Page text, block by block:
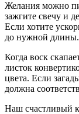
Желания можно
зажгите свечу и
Если хотите
до нужной длины.
Когда воск
листок
цвета. Если
должна
Наш счастливый